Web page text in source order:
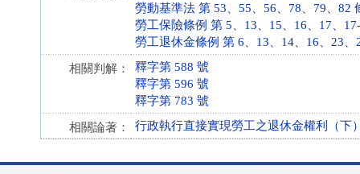
勞動基準法 第 53、55、56、78、79、82
勞工保險條例 第 5、13、15、16、17、
勞工退休金條例 第 6、13、14、16、23
相關判解：
釋字第 588 號
釋字第 596 號
釋字第 783 號
相關論著： 行政執行直接實現勞工之退休金權利（下